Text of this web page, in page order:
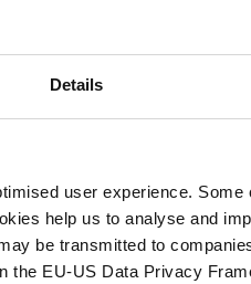
Details
user experience.
help us to analyse and
be transmitted to
the EU-US Data Privacy